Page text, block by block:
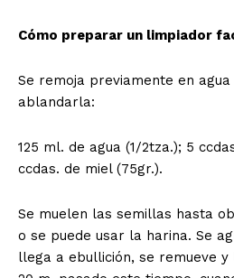
Cómo preparar un limpiador
Se remoja previamente en
ablandarla:
125 ml. de agua (1/2tza.); 5
ccdas. de miel (75gr.).
Se muelen las semillas hasta
o se puede usar la harina. Se
llega a ebullición, se remueve